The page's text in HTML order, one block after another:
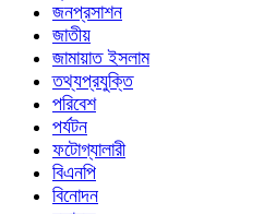
জনপ্রসাশন
জাতীয়
জামায়াত ইসলাম
তথ্যপ্রযুক্তি
পরিবেশ
পর্যটন
ফটোগ্যালারী
বিএনপি
বিনোদন